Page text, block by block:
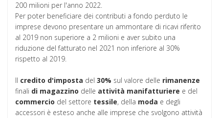
200 milioni per l'anno 2022.
Per poter beneficiare dei contributi a fondo perduto le
imprese devono presentare un ammontare di ricavi riferito
al 2019 non superiore a 2 milioni e aver subito una
riduzione del fatturato nel 2021 non inferiore al 30%
rispetto al 2019.
Il credito d'imposta del 30% sul valore delle rimanenze
finali di magazzino delle attività manifatturiere e del
commercio del settore tessile, della moda e degli
accessori è esteso anche alle imprese che svolgono attività